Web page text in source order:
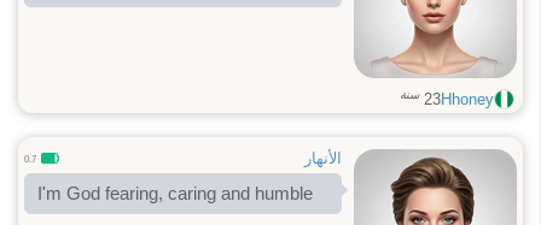
Hhoney
23 سنة
الأنهار 0.7
I'm God fearing, caring and humble